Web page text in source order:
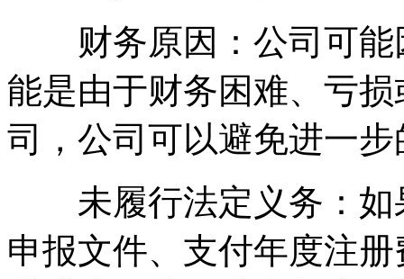
财务原因：公司可能
能是由于财务困难、亏
司，公司可以避免进一
未履行法定义务：如
申报文件、支付年度注